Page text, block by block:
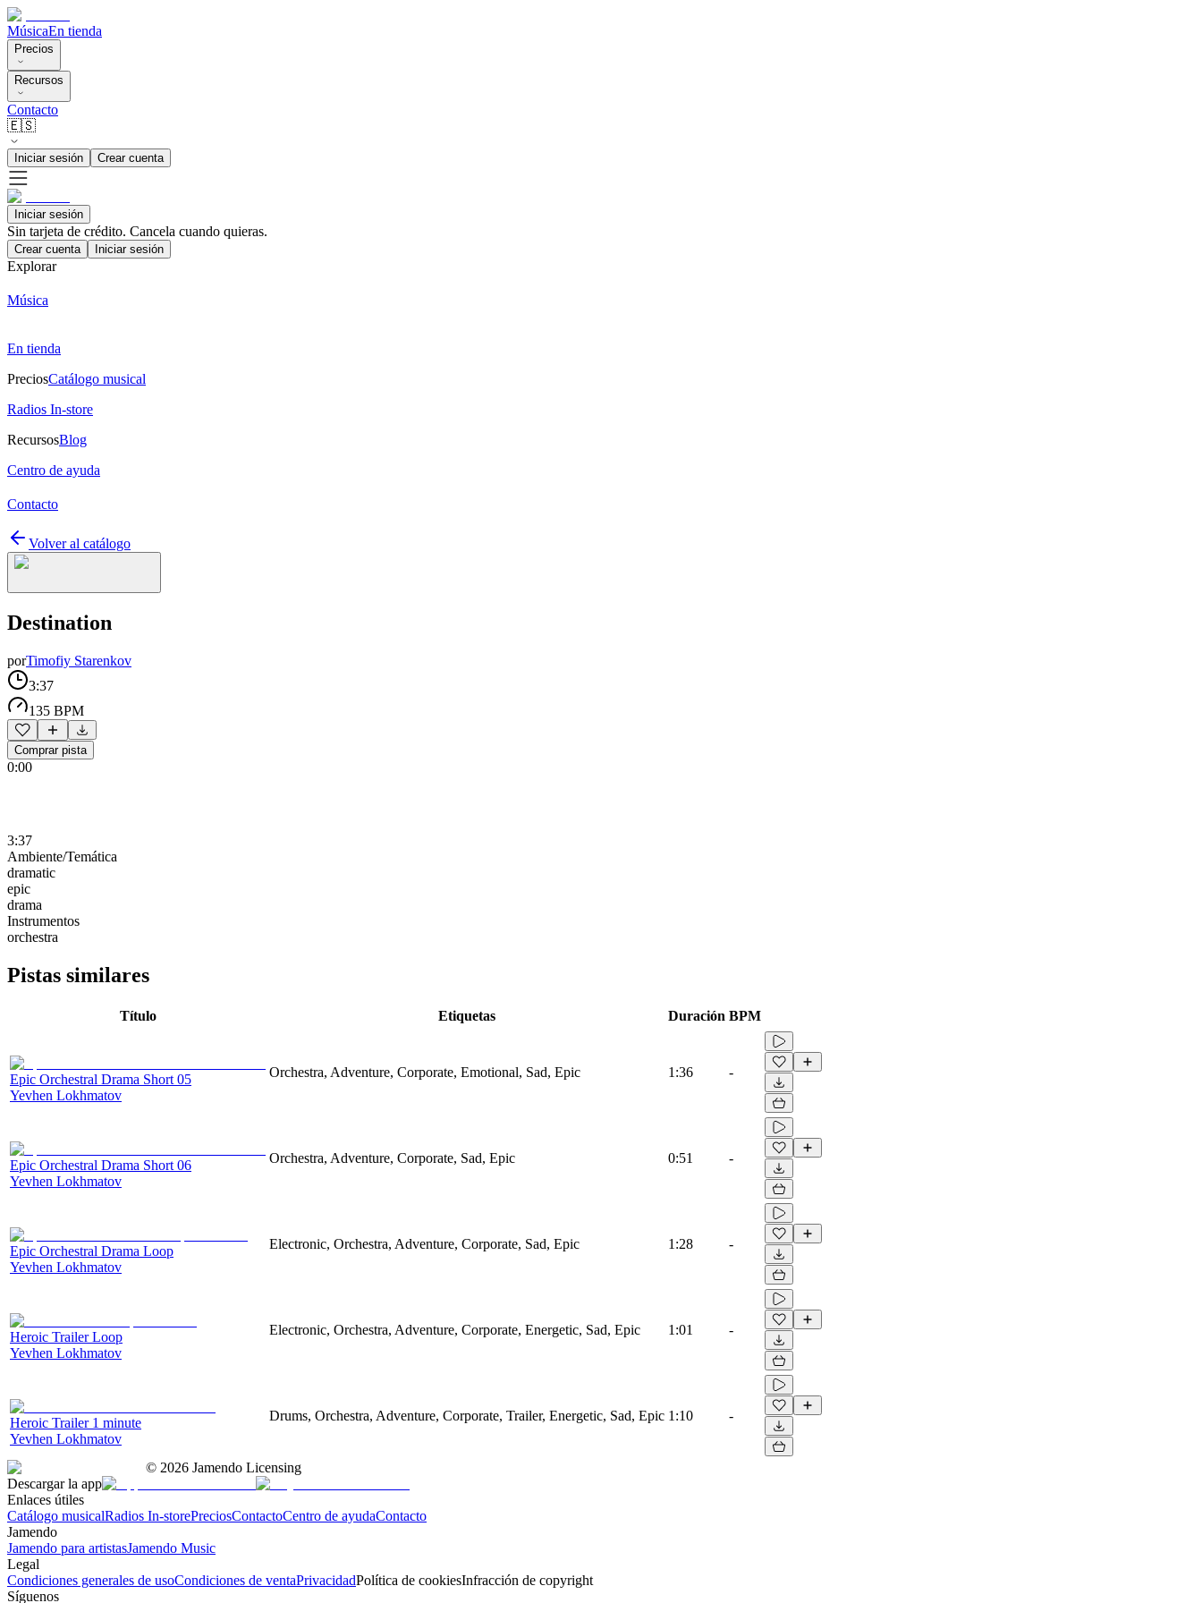
MúsicaEn tienda
Precios
Recursos
Contacto
🇪🇸
Iniciar sesión Crear cuenta
Iniciar sesión
Sin tarjeta de crédito. Cancela cuando quieras.
Crear cuenta Iniciar sesión
Explorar
Música
En tienda
PreciosCatálogo musical
Radios In-store
RecursosBlog
Centro de ayuda
Contacto
Volver al catálogo
Destination
porTimofiy Starenkov
3:37
135 BPM
Comprar pista
0:00
3:37
Ambiente/Temática
dramatic
epic
drama
Instrumentos
orchestra
Pistas similares
Título Etiquetas Duración BPM
Epic Orchestral Drama Short 05
Yevhen Lokhmatov
Orchestra, Adventure, Corporate, Emotional, Sad, Epic 1:36 -
Epic Orchestral Drama Short 06
Yevhen Lokhmatov
Orchestra, Adventure, Corporate, Sad, Epic 0:51 -
Epic Orchestral Drama Loop
Yevhen Lokhmatov
Electronic, Orchestra, Adventure, Corporate, Sad, Epic 1:28 -
Heroic Trailer Loop
Yevhen Lokhmatov
Electronic, Orchestra, Adventure, Corporate, Energetic, Sad, Epic 1:01 -
Heroic Trailer 1 minute
Yevhen Lokhmatov
Drums, Orchestra, Adventure, Corporate, Trailer, Energetic, Sad, Epic 1:10 -
© 2026 Jamendo Licensing
Descargar la app
Enlaces útiles
Catálogo musicalRadios In-storePreciosContactoCentro de ayudaContacto
Jamendo
Jamendo para artistasJamendo Music
Legal
Condiciones generales de usoCondiciones de ventaPrivacidadPolítica de cookiesInfracción de copyright
Síguenos